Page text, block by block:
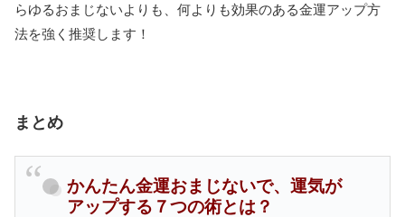
らゆるおまじないよりも、何よりも効果のある金運アップ方
法を強く推奨します！
まとめ
かんたん金運おまじないで、運気が
アップする７つの術とは？